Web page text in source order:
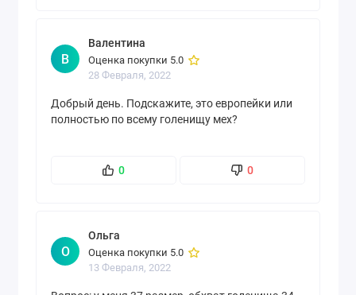
В
Валентина
Оценка покупки 5.0
28 Февраля, 2022
Добрый день. Подскажите, это европейки или
полностью по всему голенищу мех?
0 0
О
Ольга
Оценка покупки 5.0
13 Февраля, 2022